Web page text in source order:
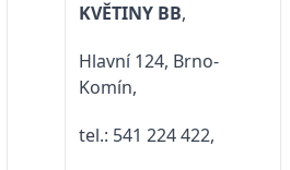
KVĚTINY BB,
Hlavní 124, Brno-
Komín,
tel.: 541 224 422,